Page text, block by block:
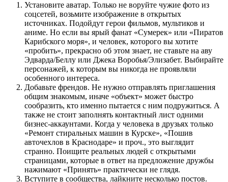
Установите аватар. Только не воруйте чужие фото из
соцсетей, возьмите изображение в открытых
источниках. Подойдут герои фильмов, мультиков и
аниме. Но если вы ярый фанат «Сумерек» или «Пиратов
Карибского моря», и человек, которого вы хотите
«пробить», прекрасно об этом знает, не ставьте на аву
Эдварда/Беллу или Джека Воробья/Элизабет. Выбирайте
персонажей, к которым вы никогда не проявляли
особенного интереса.
Добавьте френдов. Не нужно отправлять приглашения
общим знакомым, иначе «объект» может быстро
сообразить, кто именно пытается с ним подружиться. А
также не стоит заполнять контактный лист одними
бизнес-аккаунтами. Когда у человека в друзьях только
«Ремонт стиральных машин в Курске», «Пошив
авточехлов в Краснодаре» и проч., это выглядит
странно. Поищите реальных людей с открытыми
страницами, которые в ответ на предложение дружбы
нажимают «Принять» практически не глядя.
Вступите в сообщества, лайкните несколько постов.